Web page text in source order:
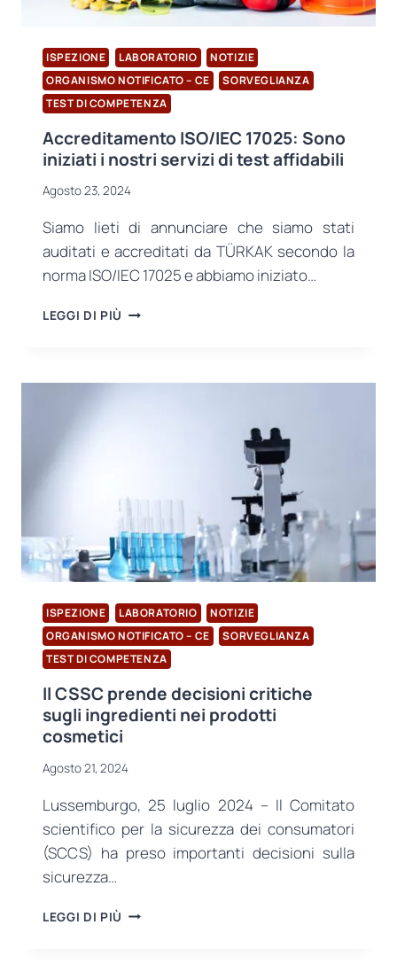
ISPEZIONE LABORATORIO
NOTIZIE
ORGANISMO NOTIFICATO – CE
SORVEGLIANZA
TEST DI COMPETENZA
Accreditamento ISO/IEC 17025: Sono
iniziati i nostri servizi di test affidabili
Agosto 23, 2024
Siamo lieti di annunciare che siamo stati
auditati e accreditati da TÜRKAK secondo la
norma ISO/IEC 17025 e abbiamo iniziato…
LEGGI DI PIÙ ACCREDITAMENTO
INIZIATI
AFFIDABILI
ISPEZIONE LABORATORIO
NOTIZIE
ORGANISMO NOTIFICATO – CE
SORVEGLIANZA
TEST DI COMPETENZA
Il CSSC prende decisioni critiche
sugli ingredienti nei prodotti
cosmetici
Agosto 21, 2024
Lussemburgo, 25 luglio 2024 – Il Comitato
scientifico per la sicurezza dei consumatori
(SCCS) ha preso importanti decisioni sulla
sicurezza…
LEGGI DI PIÙ IL